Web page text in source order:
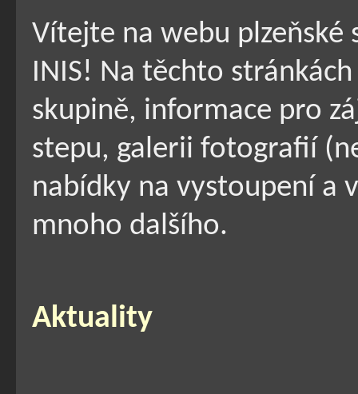
Vítejte na webu plzeňské
INIS! Na těchto
skupině, informace pro
stepu, galerii fotografií
nabídky na vystoupení a
mnoho dalšího.
Aktuality